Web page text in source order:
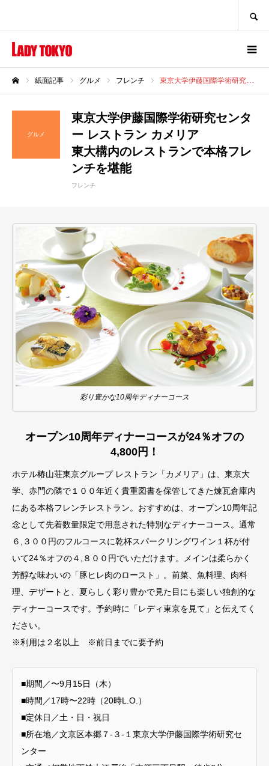
紙面記事 グルメ フレンチ 東京大学伊藤国際学術研究センター レストラン カメリア東大構内のレストランで本格フレンチを堪能
グルメ
東京大学伊藤国際学術研究センタ
ー レストラン カメリア
東大構内のレストランで本格フレ
ンチを堪能
フレンチ
彩り豊かな10周年ディナーコース
オープン10周年ディナーコースが24％オフの
4,800円！
ホテル椿山荘東京グループ レストラン「カメリア」は、東京大
学、赤門の隣で１００年近く貴重図書を保管してきた煉瓦倉庫内
にある本格フレンチレストラン。おすすめは、オープン10周年記
念として先着数量限定で用意された特別なディナーコース。通常
６,３００円のフルコースに乾杯スパークリングワイン１杯が付
いて24％オフの４,８００円でいただけます。メインは柔らかく
芳醇な味わいの「豚ヒレ肉のロースト」。前菜、魚料理、肉料
理、デザートと、夏らしく彩り豊かで見た目にも楽しい独創的な
ディナーコースです。予約時に「レディ東京を見て」と伝えてく
ださい。
※利用は２名以上 ※前日までに要予約
■期間／〜9月15日（木）
■時間／17時〜22時（20時L.O.）
■定休日／土・日・祝日
■所在地／文京区本郷７-３-１東京大学伊藤国際学術研究セ
ンター